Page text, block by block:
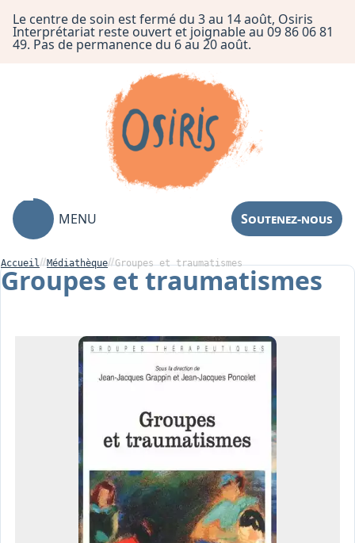
Le centre de soin est fermé du 3 au 14 août, Osiris
Interprétariat reste ouvert et joignable au 09 86 06 81
49. Pas de permanence du 6 au 20 août.
MENU Soutenez-nous
Centre de Soin
Interprétariat
Accueil Médiathèque Groupes et traumatismes
Groupes et traumatismes